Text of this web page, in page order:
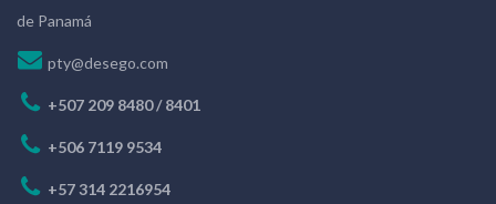
de Panamá
pty@desego.com
+507 209 8480 / 8401
+506 7119 9534
+57 314 2216954